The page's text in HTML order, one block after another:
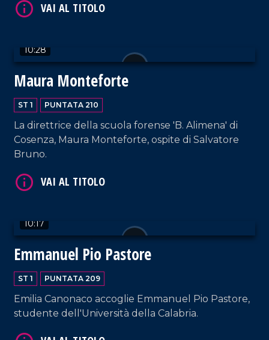
10:28
Maura Monteforte
ST 1 PUNTATA 210
La direttrice della scuola forense 'B. Alimena' di
Cosenza, Maura Monteforte, ospite di Salvatore
Bruno.
10:17
Emmanuel Pio Pastore
ST 1 PUNTATA 209
Emilia Canonaco accoglie Emmanuel Pio Pastore,
studente dell'Università della Calabria.
VAI AL TITOLO
VAI AL TITOLO